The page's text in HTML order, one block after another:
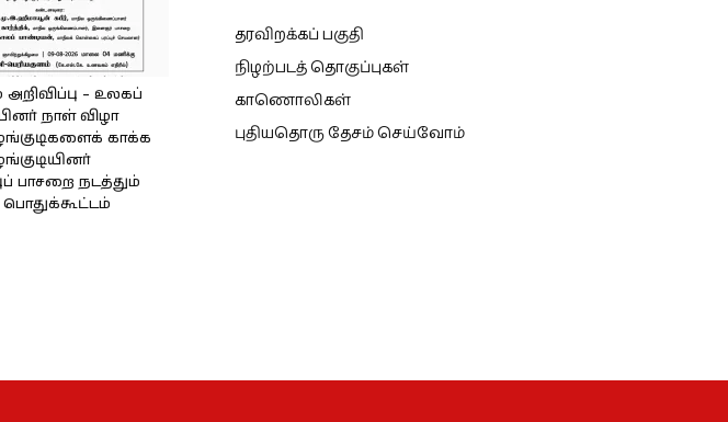
– உலகப்
நாள் விழா
காக்க
பாசறை நடத்தும்
பொதுக்கூட்டம்
தரவிறக்கப் பகுதி
நிழற்படத் தொகுப்புகள்
காணொலிகள்
புதியதொரு தேசம் செய்வோம்